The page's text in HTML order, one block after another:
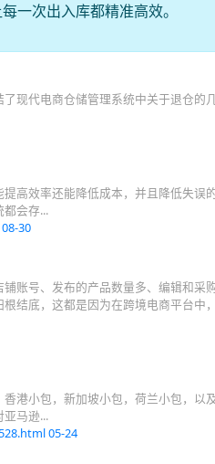
一次出入库都精准高效。
现代电商仓储管理系统中关于退仓的
高效率还能降低成本，并且降低失误
会存...
08-30
账号、发布的产品数量多、编辑和采
结底，这都是因为在跨境电商平台中
港小包，新加坡小包，荷兰小包，以
马逊...
05-24